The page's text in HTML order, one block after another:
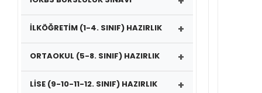
İLKÖĞRETİM (1-4. SINIF) HAZIRLIK +
ORTAOKUL (5-8. SINIF) HAZIRLIK +
LİSE (9-10-11-12. SINIF) HAZIRLIK +